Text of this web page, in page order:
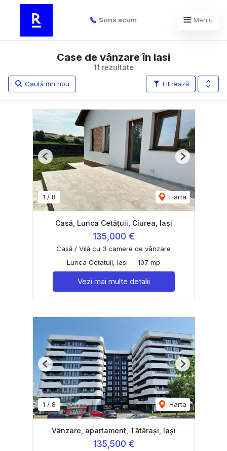
Sună acum Meniu
11 rezultate
Case de vânzare în Iasi
Filtrează
Caută din nou
1 / 8 Harta
Previous Next
Casă, Lunca Cetățuii, Ciurea, Iași
135,000 €
Casă / Vilă cu 3 camere de vânzare
Lunca Cetatuii, Iasi
107 mp
Vezi mai multe detalii
1 / 8 Harta
Previous Next
Vânzare, apartament, Tătărași, Iași
135,500 €